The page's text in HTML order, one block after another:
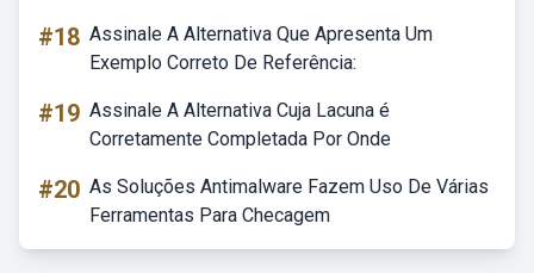
#18 Assinale A Alternativa Que Apresenta Um
Exemplo Correto De Referência:
#19 Assinale A Alternativa Cuja Lacuna é
Corretamente Completada Por Onde
#20 As Soluções Antimalware Fazem Uso De Várias
Ferramentas Para Checagem